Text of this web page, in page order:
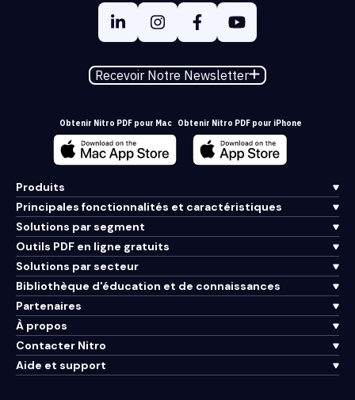
Recevoir Notre Newsletter
Obtenir Nitro PDF pour Mac Obtenir Nitro PDF pour iPhone
Produits
Principales fonctionnalités et caractéristiques
Solutions par segment
Outils PDF en ligne gratuits
Solutions par secteur
Bibliothèque d'éducation et de connaissances
Partenaires
À propos
Contacter Nitro
Aide et support